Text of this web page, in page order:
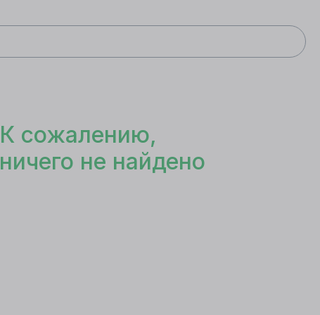
К сожалению,
ничего не найдено